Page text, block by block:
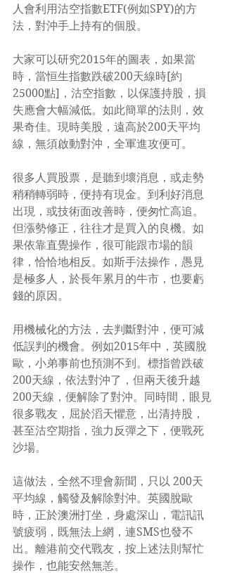
人會利用沽空指數ETF(例如SPY)的方
法，對沖手上持有的個股。
大家可以研究2015年的圖表，如果當
時，當恒生指數跌破200天線時[約
25000點]，沽空指數，以保護持股，損
失應會大幅減低。如此簡單的法則，效
果奇佳。現時美股，遠高於200天平均
線，無須啟動對沖，全軍進攻便可。
很多人買股票，是聽到壞消息，或走勢
稍稍轉弱時，便持有現金。到利好消息
出現，或技術面改善時，便匆忙高追。
但漲勢修正，往往才是買入的良機。如
果依靠直覺操作，很可能跟市場的韻
律，恰恰地相反。如斯手法操作，愚見
是極多人，於長年累月的牛市，也要虧
錢的原因。
用機械化的方法，去判斷對沖，便可減
低誤判的機會。例如2015年中，英國脫
歐，小弟事前也預測不到。標指曾跌破
200天線，依法對沖了，但兩天後升越
200天線，便解除了對沖。同時間，眼見
很多戰友，屈於滔天懼意，出清持股，
甚至沽空期指，強力反彈之下，便戰死
沙場。
這做法，全然不理會新聞，只以 200天
平均線，觸發及解除對沖。英國脫歐
時，正於澳洲打坐，身處深山，電訊訊
號疲弱，既無法上網，連SMS也發不
出。離港前交代戰友，按上述法則幫忙
操作，也能安然無恙。